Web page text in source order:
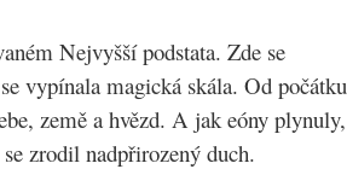
Nejvyšší podstata. Zde se
vypínala magická skála. Od počátku
země a hvězd. A jak eóny plynuly,
zrodil nadpřirozený duch.